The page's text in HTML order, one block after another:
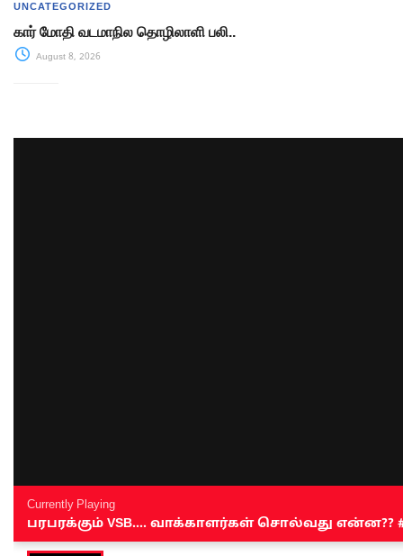
UNCATEGORIZED
கார் மோதி வடமாநில தொழிலாளி பலி..
August 8, 2026
Currently Playing
பரபரக்கும் VSB.... வாக்காளர்கள் சொல்வது என்ன??